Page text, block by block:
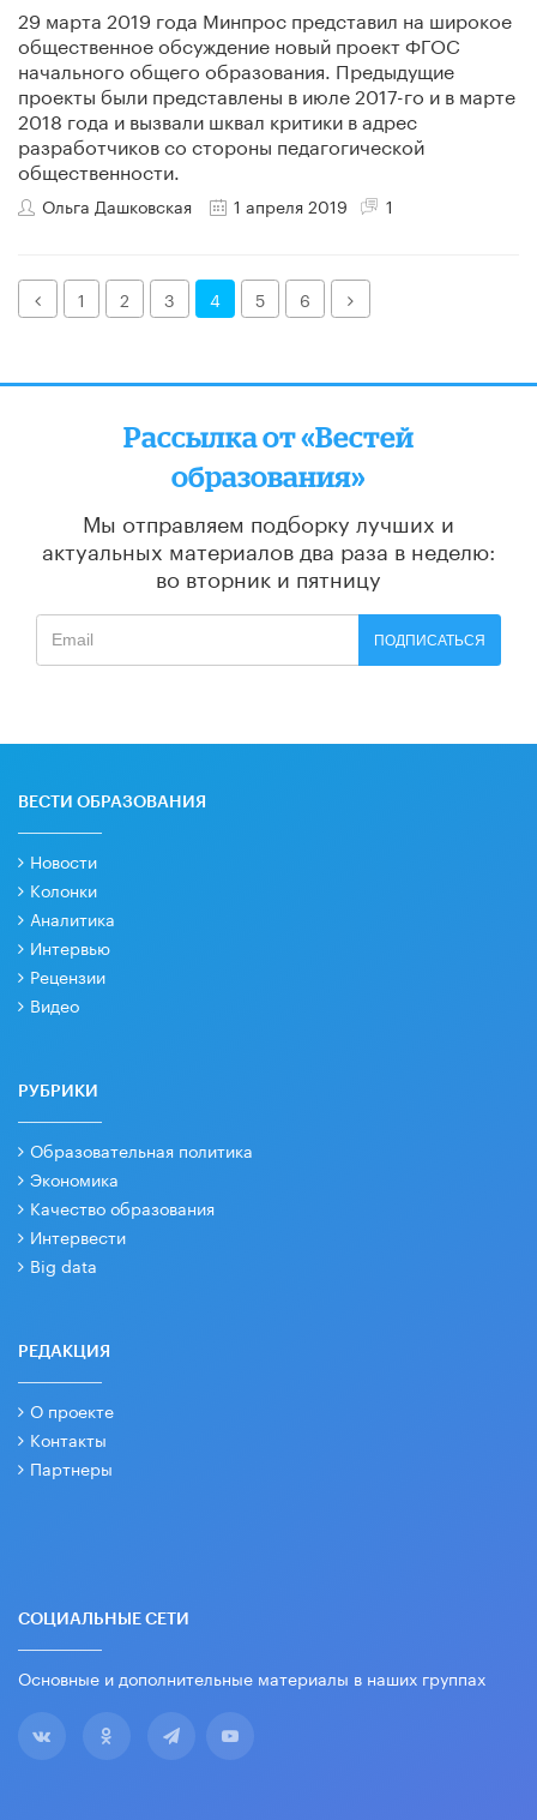
29 марта 2019 года Минпрос представил на широкое
общественное обсуждение новый проект ФГОС
начального общего образования. Предыдущие
проекты были представлены в июле 2017-го и в марте
2018 года и вызвали шквал критики в адрес
разработчиков со стороны педагогической
общественности.
Ольга Дашковская 1 апреля 2019 1
Назад1 2 3 4 5 6 Далее
Рассылка от «Вестей
образования»
Мы отправляем подборку лучших и
актуальных материалов два раза в неделю:
во вторник и пятницу
ПОДПИСАТЬСЯ
ВЕСТИ ОБРАЗОВАНИЯ
Новости
Колонки
Аналитика
Интервью
Рецензии
Видео
РУБРИКИ
Образовательная политика
Экономика
Качество образования
Интервести
Big data
РЕДАКЦИЯ
О проекте
Контакты
Партнеры
СОЦИАЛЬНЫЕ СЕТИ
Основные и дополнительные материалы в наших группах